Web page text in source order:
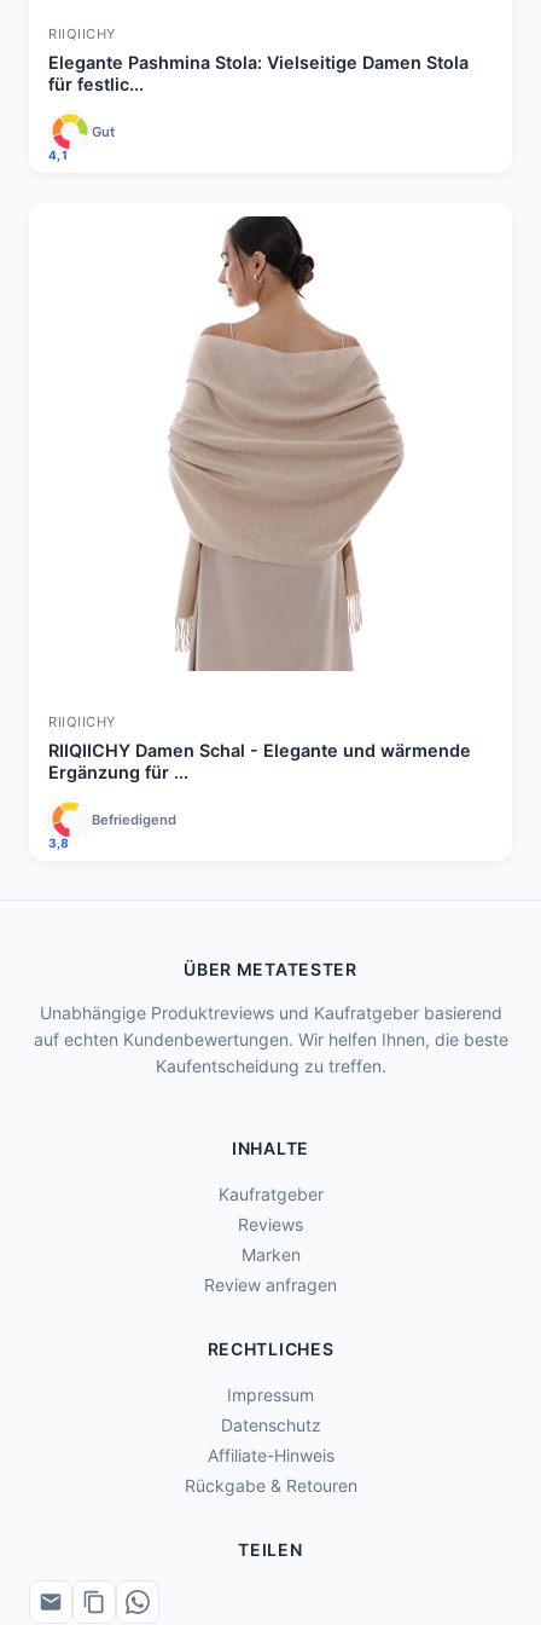
RIIQIICHY
Elegante Pashmina Stola: Vielseitige Damen Stola
für festlic...
4,1
Gut
RIIQIICHY
RIIQIICHY Damen Schal - Elegante und wärmende
Ergänzung für ...
3,8
Befriedigend
ÜBER METATESTER
Unabhängige Produktreviews und Kaufratgeber basierend
auf echten Kundenbewertungen. Wir helfen Ihnen, die beste
Kaufentscheidung zu treffen.
INHALTE
Kaufratgeber
Reviews
Marken
Review anfragen
RECHTLICHES
Impressum
Datenschutz
Affiliate-Hinweis
Rückgabe & Retouren
TEILEN